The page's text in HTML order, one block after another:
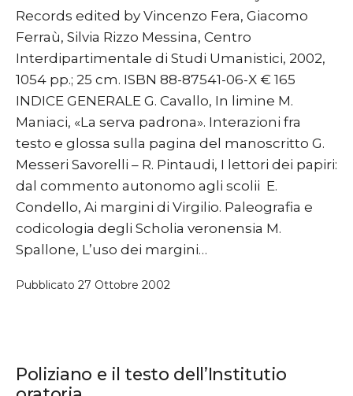
Records edited by Vincenzo Fera, Giacomo
Ferraù, Silvia Rizzo Messina, Centro
Interdipartimentale di Studi Umanistici, 2002,
1054 pp.; 25 cm. ISBN 88-87541-06-X € 165
INDICE GENERALE G. Cavallo, In limine M.
Maniaci, «La serva padrona». Interazioni fra
testo e glossa sulla pagina del manoscritto G.
Messeri Savorelli – R. Pintaudi, I lettori dei papiri:
dal commento autonomo agli scolii E.
Condello, Ai margini di Virgilio. Paleografia e
codicologia degli Scholia veronensia M.
Spallone, L’uso dei margini…
Pubblicato 27 Ottobre 2002
Poliziano e il testo dell’Institutio